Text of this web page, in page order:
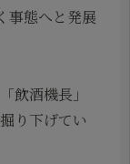
事態へと発展
飲酒機長」
り下げてい